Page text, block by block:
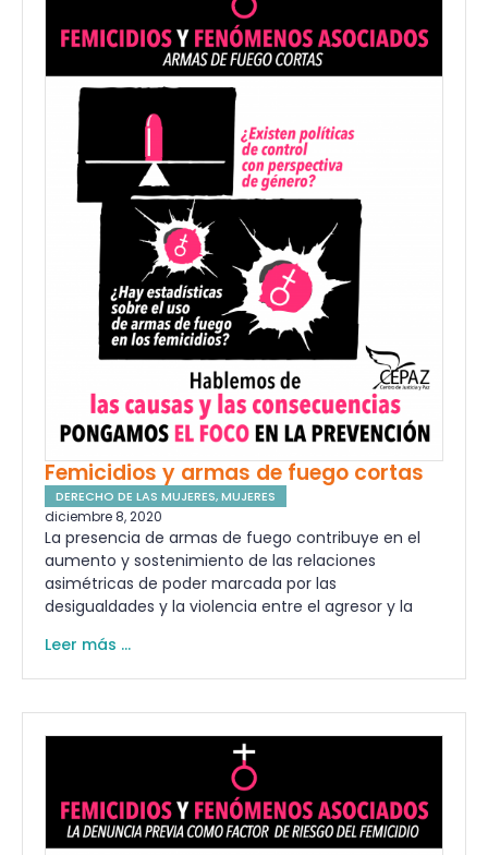
Femicidios y armas de fuego cortas
DERECHO DE LAS MUJERES,MUJERES
diciembre 8, 2020
La presencia de armas de fuego contribuye en el
aumento y sostenimiento de las relaciones
asimétricas de poder marcada por las
desigualdades y la violencia entre el agresor y la
Leer más ...